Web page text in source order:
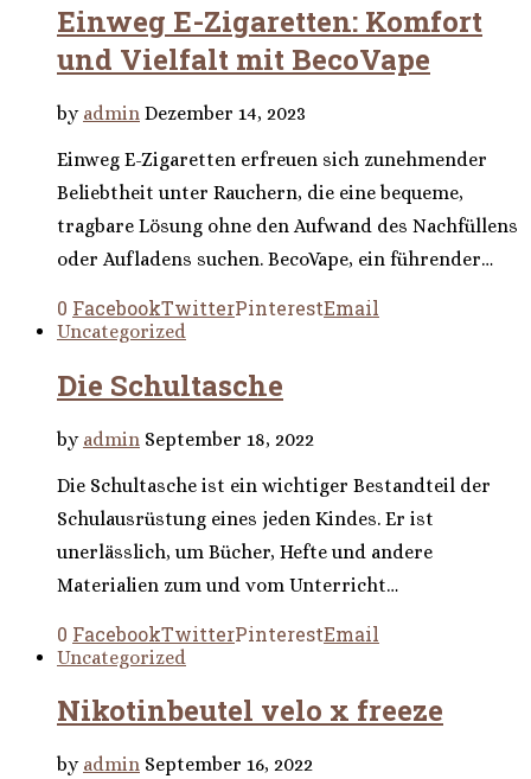
Einweg E-Zigaretten: Komfort
und Vielfalt mit BecoVape
by admin Dezember 14, 2023
Einweg E-Zigaretten erfreuen sich zunehmender
Beliebtheit unter Rauchern, die eine bequeme,
tragbare Lösung ohne den Aufwand des Nachfüllens
oder Aufladens suchen. BecoVape, ein führender…
0 FacebookTwitterPinterestEmail
Uncategorized
Die Schultasche
by admin September 18, 2022
Die Schultasche ist ein wichtiger Bestandteil der
Schulausrüstung eines jeden Kindes. Er ist
unerlässlich, um Bücher, Hefte und andere
Materialien zum und vom Unterricht…
0 FacebookTwitterPinterestEmail
Uncategorized
Nikotinbeutel velo x freeze
by admin September 16, 2022